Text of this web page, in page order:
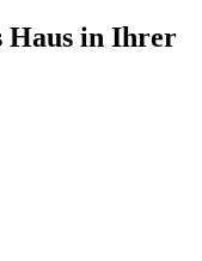
Haus in Ihrer